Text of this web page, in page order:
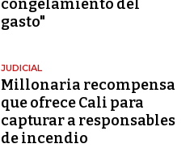
congelamiento del
gasto"
JUDICIAL
Millonaria recompensa
que ofrece Cali para
capturar a responsables
de incendio